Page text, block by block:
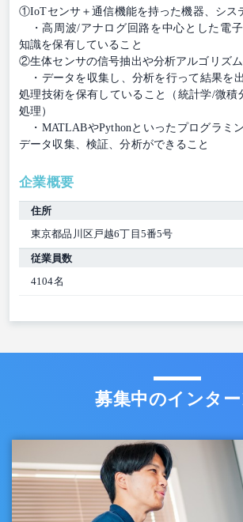
①IoTセンサ＋通信機能を持った機器、シス
・高周波/アナログ回路を中心とした電
知識を保有していること
②生体センサの信号抽出や分析アルゴリズ
・データを収集し、分析を行って結果を
処理技術を保有していること（統計学/微積
処理）
・MATLABやPythonといったプログラミ
データ収集、検証、分析ができること
企業概要
住所
東京都品川区戸越6丁目5番5号
従業員数
4104名
募集中のインター